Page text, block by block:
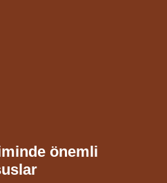
önemli